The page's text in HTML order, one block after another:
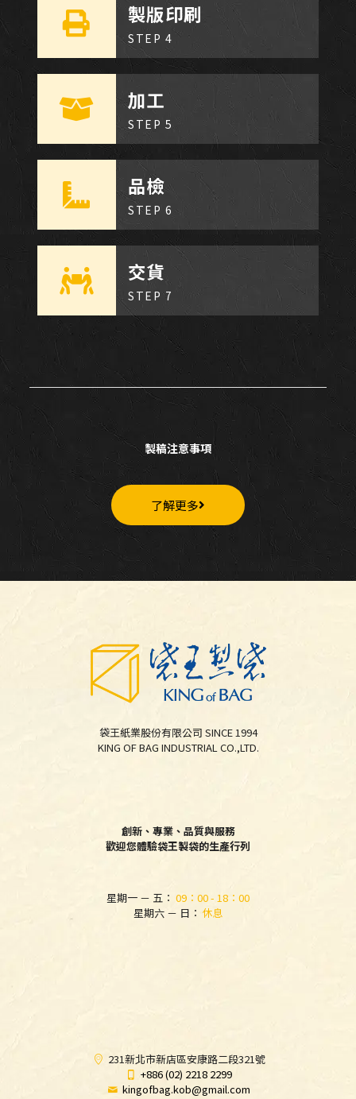
製版印刷
STEP 4
加工
STEP 5
品檢
STEP 6
交貨
STEP 7
製稿注意事項
了解更多
袋王紙業股份有限公司 SINCE 1994
KING OF BAG INDUSTRIAL CO.,LTD.
創新、專業、品質與服務
歡迎您體驗袋王製袋的生產行列
星期一 － 五： 09：00 - 18：00
星期六 － 日： 休息
231新北市新店區安康路二段321號
+886 (02) 2218 2299
kingofbag.kob@gmail.com